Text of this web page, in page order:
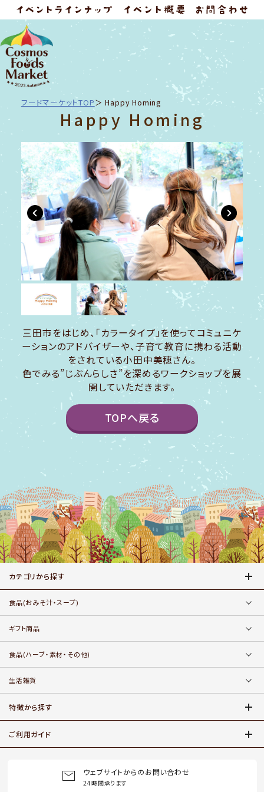
フードマーケットTOP Happy Homing
Happy Homing
三田市をはじめ、「カラータイプ」を使ってコミュニケ
ーションのアドバイザーや、子育て教育に携わる活動
をされている小田中美穂さん。
色でみる”じぶんらしさ”を深めるワークショップを展
開していただきます。
TOPへ戻る
カテゴリから探す
食品(おみそ汁・スープ)
ギフト商品
食品(ハーブ・素材・その他)
生活雑貨
特徴から探す
ご利用ガイド
ウェブサイトからのお問い合わせ
24時間承ります